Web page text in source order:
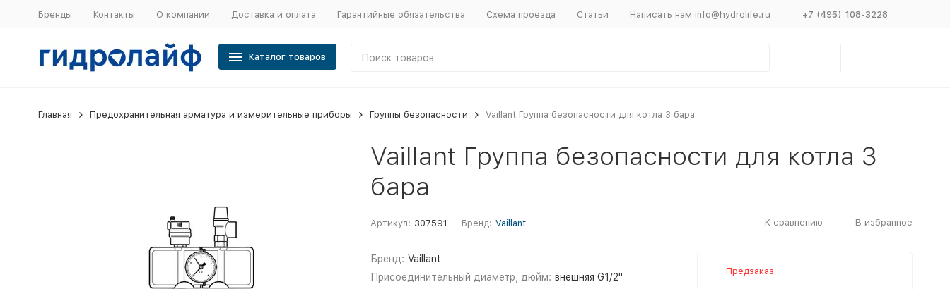
Бренды Контакты О компании Доставка и оплата Гарантийные обязательства Схема проезда Статьи Написать нам info@hydrolife.ru +7 (495) 108-3228
Каталог товаров
Главная Предохранительная арматура и измерительные приборы Группы безопасности Vaillant Группа безопасности для котла 3 бара
Vaillant Группа безопасности для котла 3
бара
Артикул: 307591 Бренд: Vaillant К сравнению В избранное
Бренд: Vaillant
Присоединительный диаметр, дюйм: внешняя G1/2"
Предзаказ